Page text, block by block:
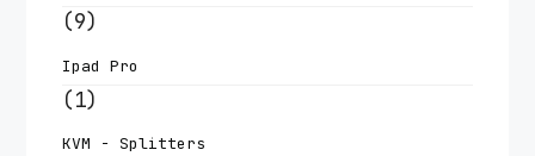
(9)
Ipad Pro
(1)
KVM - Splitters